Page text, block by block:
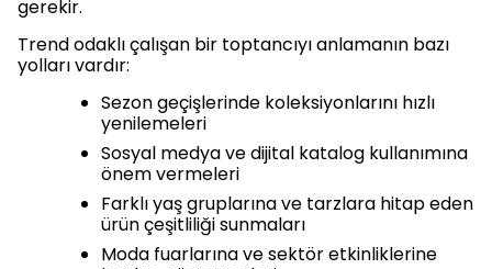
gerekir.
Trend odaklı çalışan bir toptancıyı anlamanın bazı
yolları vardır:
Sezon geçişlerinde koleksiyonlarını hızlı
yenilemeleri
Sosyal medya ve dijital katalog kullanımına
önem vermeleri
Farklı yaş gruplarına ve tarzlara hitap eden
ürün çeşitliliği sunmaları
Moda fuarlarına ve sektör etkinliklerine